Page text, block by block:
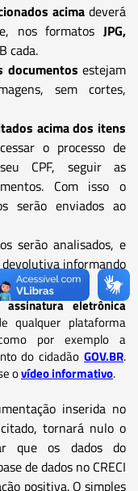
acima deverá
nos formatos JPG,
cada.
documentos estejam
sem cortes,
acima dos itens
o processo de
CPF, seguir as
Com isso o
serão enviados ao
serão analisados, e
informando
do pedido.
eletrônica
qualquer plataforma
por exemplo a
do cidadão GOV.BR.
ovídeo informativo.
inserida no
tornará nulo o
que os dados do
de dados no CRECI
positiva. O simples